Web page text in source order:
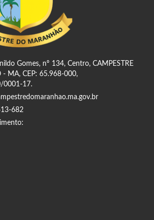
Gomes, nº 134, Centro, CAMPESTRE
- MA, CEP: 65.968-000,
0001-17.
682